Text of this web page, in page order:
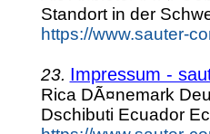
Standort in der
https://www.sauter-
23. Impressum -
Rica DÃ¤nemark
Dschibuti Ecuador